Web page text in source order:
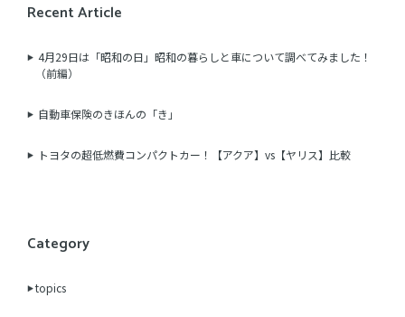
Recent Article
4月29日は「昭和の日」昭和の暮らしと車について調べてみました！
（前編）
自動車保険のきほんの「き」
トヨタの超低燃費コンパクトカー！【アクア】vs【ヤリス】比較
Category
topics